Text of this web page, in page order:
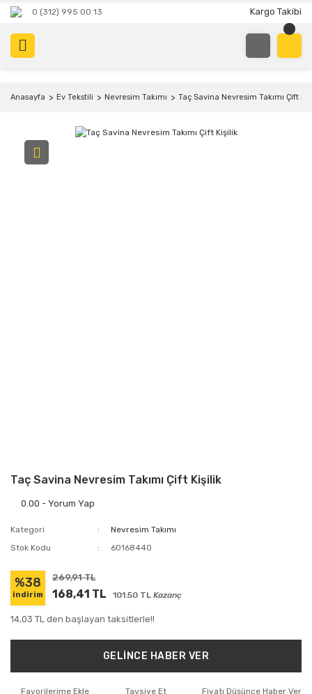
0 (312) 995 00 13 Kargo Takibi
Anasayfa Ev Tekstili Nevresim Takımı Taç Savina Nevresim Takımı Çift
Taç Savina Nevresim Takımı Çift Kişilik
0.00 - Yorum Yap
Kategori
Nevresim Takımı
Stok Kodu
60168440
%38
indirim
269,91 TL
168,41 TL 101.50 TL Kazanç
14,03 TL den başlayan taksitlerle!!
GELİNCE HABER VER
Tavsiye Et Fiyatı Düşünce Haber Ver